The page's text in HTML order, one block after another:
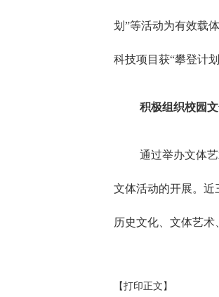
划”等活动为有效载
科技项目获“攀登计
积极组织校园
通过举办文体
文体活动的开展。近
历史文化、文体艺术
【打印正文】